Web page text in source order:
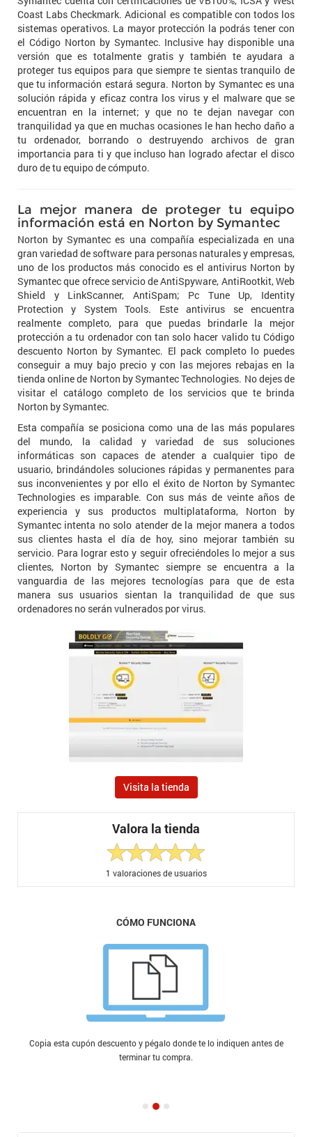
Coast Labs Checkmark. Adicional es compatible con todos los
sistemas operativos. La mayor protección la podrás tener con
el Código Norton by Symantec. Inclusive hay disponible una
versión que es totalmente gratis y también te ayudara a
proteger tus equipos para que siempre te sientas tranquilo de
que tu información estará segura. Norton by Symantec es una
solución rápida y eficaz contra los virus y el malware que se
encuentran en la internet; y que no te dejan navegar con
tranquilidad ya que en muchas ocasiones le han hecho daño a
tu ordenador, borrando o destruyendo archivos de gran
importancia para ti y que incluso han logrado afectar el disco
duro de tu equipo de cómputo.
La mejor manera de proteger tu equipo
información está en Norton by Symantec
Norton by Symantec es una compañía especializada en una
gran variedad de software para personas naturales y empresas,
uno de los productos más conocido es el antivirus Norton by
Symantec que ofrece servicio de AntiSpyware, AntiRootkit, Web
Shield y LinkScanner, AntiSpam; Pc Tune Up, Identity
Protection y System Tools. Este antivirus se encuentra
realmente completo, para que puedas brindarle la mejor
protección a tu ordenador con tan solo hacer valido tu Código
descuento Norton by Symantec. El pack completo lo puedes
conseguir a muy bajo precio y con las mejores rebajas en la
tienda online de Norton by Symantec Technologies. No dejes de
visitar el catálogo completo de los servicios que te brinda
Norton by Symantec.
Esta compañía se posiciona como una de las más populares
del mundo, la calidad y variedad de sus soluciones
informáticas son capaces de atender a cualquier tipo de
usuario, brindándoles soluciones rápidas y permanentes para
sus inconvenientes y por ello el éxito de Norton by Symantec
Technologies es imparable. Con sus más de veinte años de
experiencia y sus productos multiplataforma, Norton by
Symantec intenta no solo atender de la mejor manera a todos
sus clientes hasta el día de hoy, sino mejorar también su
servicio. Para lograr esto y seguir ofreciéndoles lo mejor a sus
clientes, Norton by Symantec siempre se encuentra a la
vanguardia de las mejores tecnologías para que de esta
manera sus usuarios sientan la tranquilidad de que sus
ordenadores no serán vulnerados por virus.
Visita la tienda
Valora la tienda
1 valoraciones de usuarios
CÓMO FUNCIONA
Copia esta cupón descuento y pégalo donde te lo indiquen antes de
terminar tu compra.